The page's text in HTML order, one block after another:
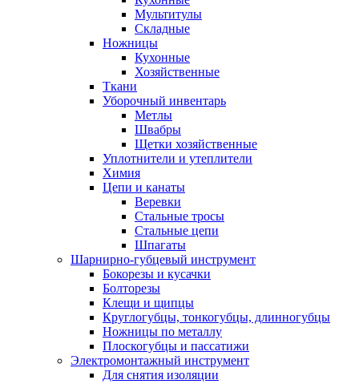
Мультитулы
Складные
Ножницы
Кухонные
Хозяйственные
Ткани
Уборочный инвентарь
Метлы
Швабры
Щетки хозяйственные
Уплотнители и утеплители
Химия
Цепи и канаты
Веревки
Стальные тросы
Стальные цепи
Шпагаты
Шарнирно-губцевый инструмент
Бокорезы и кусачки
Болторезы
Клещи и щипцы
Круглогубцы, тонкогубцы, длинногубцы
Ножницы по металлу
Плоскогубцы и пассатижи
Электромонтажный инструмент
Для снятия изоляции